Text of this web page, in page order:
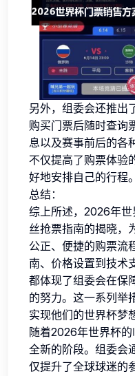
另外，组委会还推出
购买门票后随时查询
息以及赛事前后的各
不仅提高了购票体验
好地安排自己的行程。
总结：
综上所述，2026年
丝抢票指南的揭晓，
公正、便捷的购票流
南、价格设置到技术
都体现了组委会在保
的努力。这一系列举
实现他们的世界杯梦
随着2026年世界杯
全新的阶段。组委会
仅提升了全球球迷的